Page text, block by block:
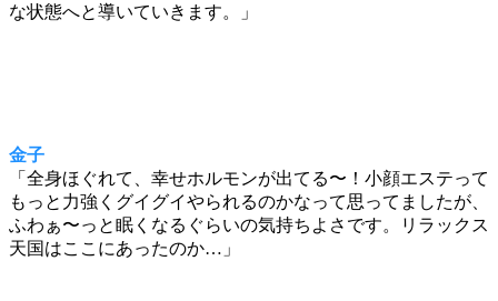
な状態へと導いていきます。」
金子
「全身ほぐれて、幸せホルモンが出てる〜！小顔エステって
もっと力強くグイグイやられるのかなって思ってましたが、
ふわぁ〜っと眠くなるぐらいの気持ちよさです。リラックス
天国はここにあったのか…」